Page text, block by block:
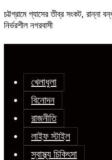
চট্টগ্রামে গ্যাসের তীব্র সংকট, রান্না
নির্ভরশীল নগরবাসী
খেলাধুলা
বিনোদন
রাজনীতি
লাইফ স্টাইল
স্বাস্থ্য চিকিৎসা